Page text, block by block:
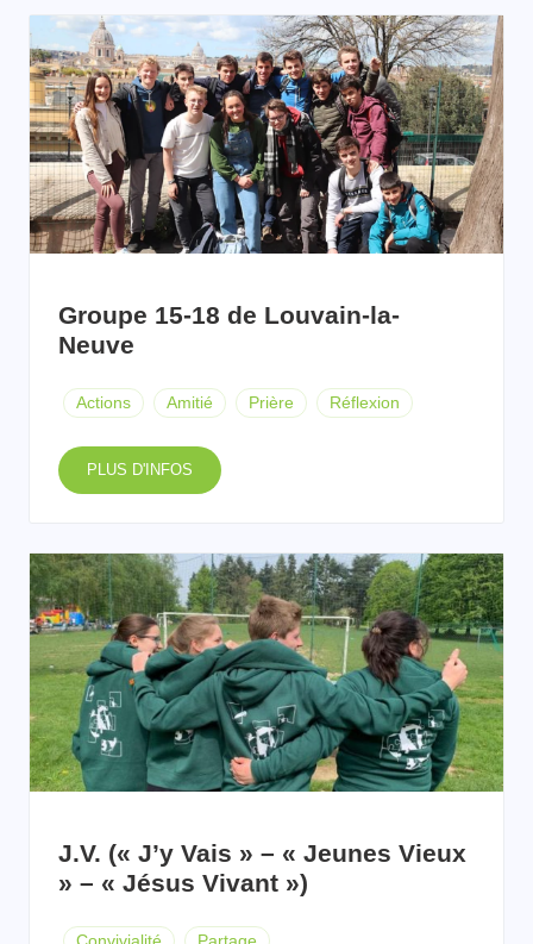
Groupe 15-18 de Louvain-la-
Neuve
Actions Amitié Prière Réflexion
PLUS D'INFOS
J.V. (« J’y Vais » – « Jeunes Vieux
» – « Jésus Vivant »)
Convivialité Partage